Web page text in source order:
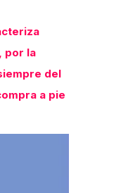
por la
del
a pie